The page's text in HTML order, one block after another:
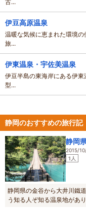
古...
伊豆高原温泉
温暖な気候に恵まれた環境
旅...
伊東温泉・宇佐美温泉
伊豆半島の東海岸にある伊
型...
静岡のおすすめの旅行記
静岡
2015/
1人
静岡県の金谷から大井川鐵
う知る人ぞ知る温泉地があ